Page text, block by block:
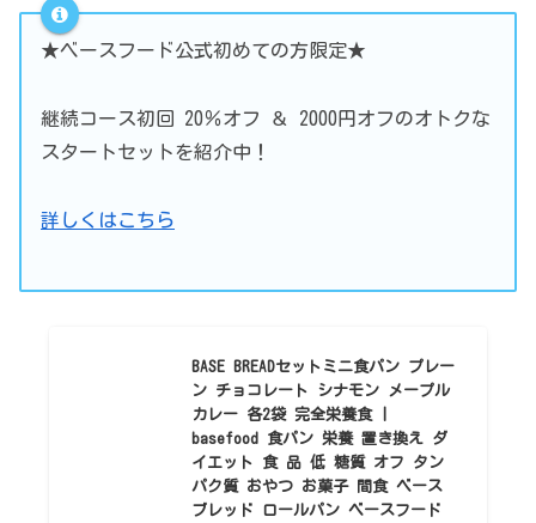
★ベースフード公式初めての方限定★
継続コース初回 20％オフ ＆ 2000円オフのオトクな
スタートセットを紹介中！
詳しくはこちら
BASE BREADセットミニ食パン プレー
ン チョコレート シナモン メープル
カレー 各2袋 完全栄養食 |
basefood 食パン 栄養 置き換え ダ
イエット 食 品 低 糖質 オフ タン
パク質 おやつ お菓子 間食 ベース
ブレッド ロールパン ベースフード